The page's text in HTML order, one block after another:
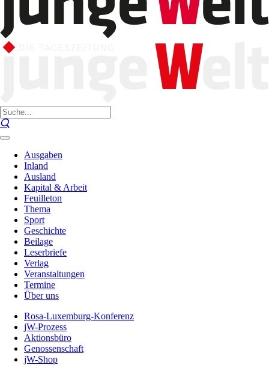
Ausgaben
Inland
Ausland
Kapital & Arbeit
Feuilleton
Thema
Sport
Geschichte
Beilage
Leserbriefe
Verlag
Veranstaltungen
Termine
Über uns
Rosa-Luxemburg-Konferenz
jW-Prozess
Aktionsbüro
Genossenschaft
jW-Shop